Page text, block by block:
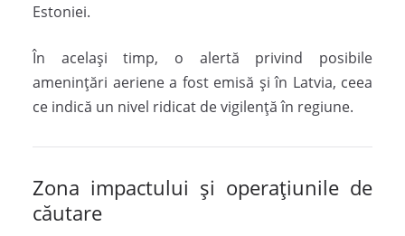
Estoniei.
În același timp, o alertă privind posibile
amenințări aeriene a fost emisă și în Latvia, ceea
ce indică un nivel ridicat de vigilență în regiune.
Zona impactului și operațiunile de
căutare